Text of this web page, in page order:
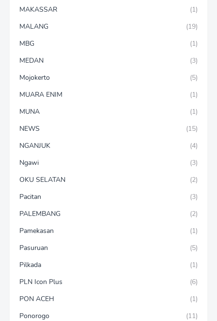
MAKASSAR
(1)
MALANG
(19)
MBG
(1)
MEDAN
(3)
Mojokerto
(5)
MUARA ENIM
(1)
MUNA
(1)
NEWS
(15)
NGANJUK
(4)
Ngawi
(3)
OKU SELATAN
(2)
Pacitan
(3)
PALEMBANG
(2)
Pamekasan
(1)
Pasuruan
(5)
Pilkada
(1)
PLN Icon Plus
(6)
PON ACEH
(1)
Ponorogo
(11)